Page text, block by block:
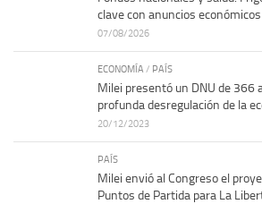
clave con anuncios
07/08/2026
ECONOMÍA / PAÍS
Milei presentó un DNU de 366
profunda desregulación de la
20/12/2023
PAÍS
Milei envió al Congreso el
Puntos de Partida para La